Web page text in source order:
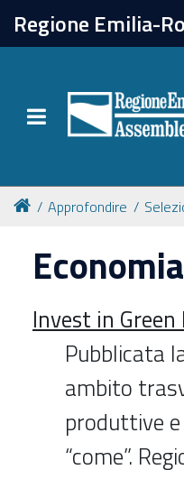
Regione Emilia-
Toggle
chiudi
Catalogo online
Collezioni
Per approfondire
Appuntamenti
Prenotazione spazi
Approfondire
Invest in
Pubblicata
ambito
produttive e
“come”.